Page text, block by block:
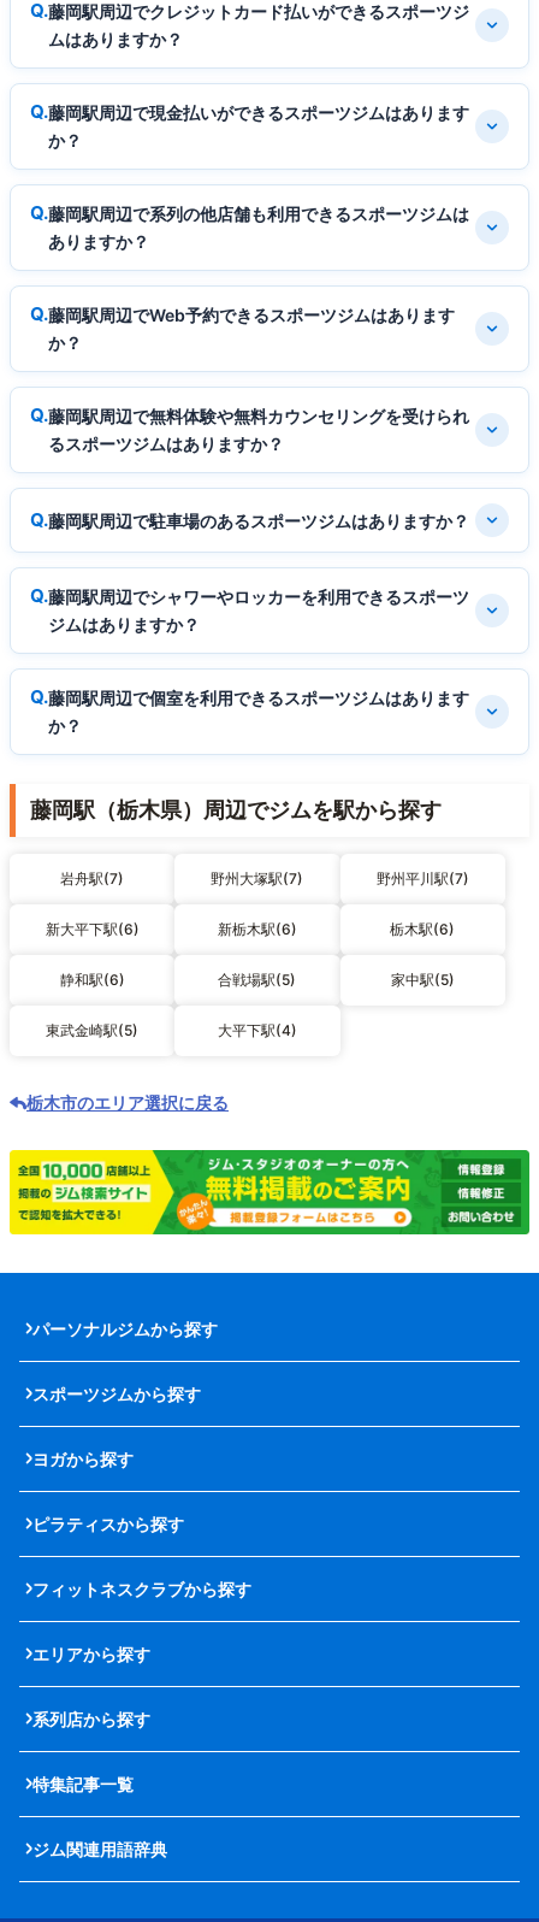
藤岡駅周辺でクレジットカード払いができるスポーツジ
ムはありますか？
藤岡駅周辺で現金払いができるスポーツジムはあります
か？
藤岡駅周辺で系列の他店舗も利用できるスポーツジムは
ありますか？
藤岡駅周辺でWeb予約できるスポーツジムはあります
か？
藤岡駅周辺で無料体験や無料カウンセリングを受けられ
るスポーツジムはありますか？
藤岡駅周辺で駐車場のあるスポーツジムはありますか？
藤岡駅周辺でシャワーやロッカーを利用できるスポーツ
ジムはありますか？
藤岡駅周辺で個室を利用できるスポーツジムはあります
か？
藤岡駅（栃木県）周辺でジムを駅から探す
岩舟駅(7) 野州大塚駅(7) 野州平川駅(7)
新大平下駅(6) 新栃木駅(6) 栃木駅(6)
静和駅(6) 合戦場駅(5) 家中駅(5)
東武金崎駅(5) 大平下駅(4)
栃木市のエリア選択に戻る
パーソナルジムから探す
スポーツジムから探す
ヨガから探す
ピラティスから探す
フィットネスクラブから探す
エリアから探す
系列店から探す
特集記事一覧
ジム関連用語辞典